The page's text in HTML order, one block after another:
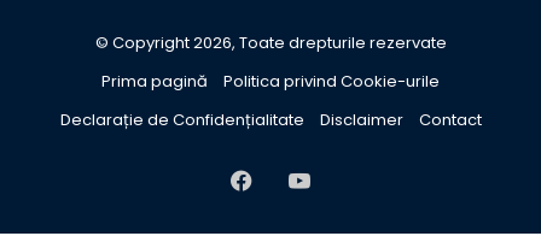
© Copyright 2026, Toate drepturile rezervate
Prima pagină
Politica privind Cookie-urile
Declarație de Confidențialitate
Disclaimer Contact
FacebookYouTube